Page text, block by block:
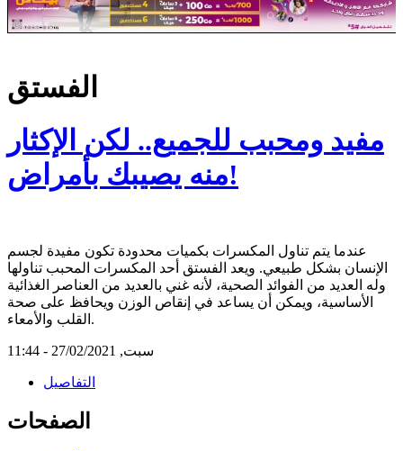
الفستق
مفيد ومحبب للجميع.. لكن الإكثار
منه يصيبك بأمراض!
عندما يتم تناول المكسرات بكميات محدودة تكون مفيدة لجسم
الإنسان بشكل طبيعي. ويعد الفستق أحد المكسرات المحبب تناولها
وله العديد من الفوائد الصحية، لأنه غني بالعديد من العناصر الغذائية
الأساسية، ويمكن أن يساعد في إنقاص الوزن ويحافظ على صحة
القلب والأمعاء.
سبت, 27/02/2021 - 11:44
التفاصيل
الصفحات